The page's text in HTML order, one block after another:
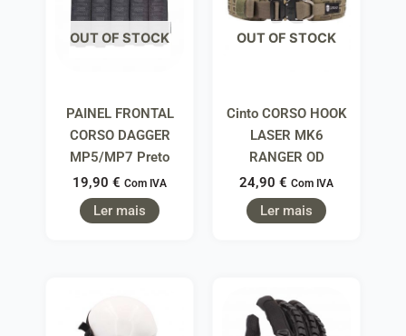
OUT OF STOCK
PAINEL FRONTAL
CORSO DAGGER
MP5/MP7 Preto
19,90 € Com IVA
Ler mais
OUT OF STOCK
Cinto CORSO HOOK
LASER MK6
RANGER OD
24,90 € Com IVA
Ler mais